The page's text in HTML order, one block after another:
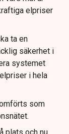
elpriser
ta en
säkerhet i
systemet
i hela
som